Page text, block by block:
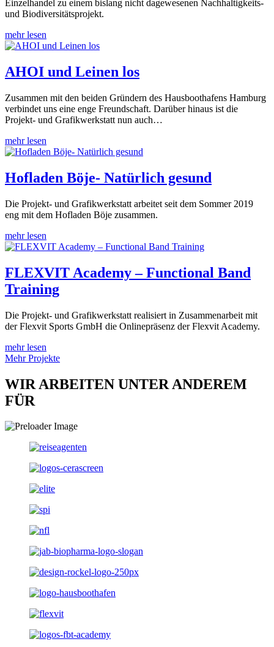
Einzelhandel zu einem bislang nicht dagewesenen Nachhaltigkeits-
und Biodiversitätsprojekt.
mehr lesen
AHOI und Leinen los
Zusammen mit den beiden Gründern des Hausboothafens Hamburg
verbindet uns eine enge Freundschaft. Darüber hinaus ist die
Projekt- und Grafikwerkstatt nun auch…
mehr lesen
Hofladen Böje- Natürlich gesund
Die Projekt- und Grafikwerkstatt arbeitet seit dem Sommer 2019
eng mit dem Hofladen Böje zusammen.
mehr lesen
FLEXVIT Academy – Functional Band
Training
Die Projekt- und Grafikwerkstatt realisiert in Zusammenarbeit mit
der Flexvit Sports GmbH die Onlinepräsenz der Flexvit Academy.
mehr lesen
Mehr Projekte
WIR ARBEITEN UNTER ANDEREM
FÜR